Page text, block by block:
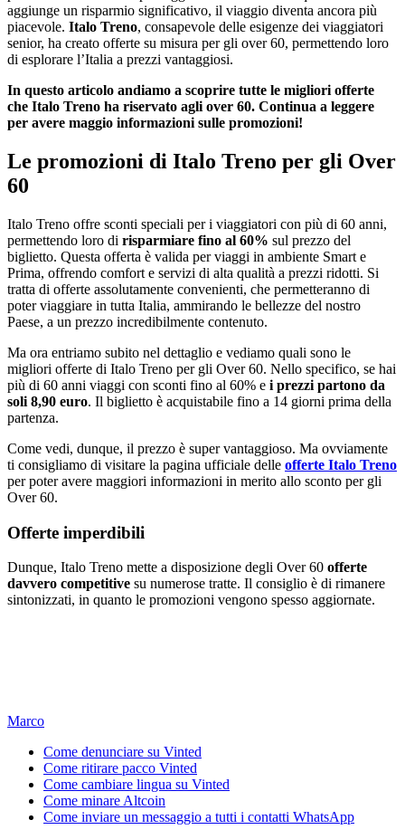
aggiunge un risparmio significativo, il viaggio diventa ancora più
piacevole. Italo Treno, consapevole delle esigenze dei viaggiatori
senior, ha creato offerte su misura per gli over 60, permettendo loro
di esplorare l’Italia a prezzi vantaggiosi.
In questo articolo andiamo a scoprire tutte le migliori offerte
che Italo Treno ha riservato agli over 60. Continua a leggere
per avere maggio informazioni sulle promozioni!
Le promozioni di Italo Treno per gli Over
60
Italo Treno offre sconti speciali per i viaggiatori con più di 60 anni,
permettendo loro di risparmiare fino al 60% sul prezzo del
biglietto. Questa offerta è valida per viaggi in ambiente Smart e
Prima, offrendo comfort e servizi di alta qualità a prezzi ridotti. Si
tratta di offerte assolutamente convenienti, che permetteranno di
poter viaggiare in tutta Italia, ammirando le bellezze del nostro
Paese, a un prezzo incredibilmente contenuto.
Ma ora entriamo subito nel dettaglio e vediamo quali sono le
migliori offerte di Italo Treno per gli Over 60. Nello specifico, se hai
più di 60 anni viaggi con sconti fino al 60% e i prezzi partono da
soli 8,90 euro. Il biglietto è acquistabile fino a 14 giorni prima della
partenza.
Come vedi, dunque, il prezzo è super vantaggioso. Ma ovviamente
ti consigliamo di visitare la pagina ufficiale delle offerte Italo Treno
per poter avere maggiori informazioni in merito allo sconto per gli
Over 60.
Offerte imperdibili
Dunque, Italo Treno mette a disposizione degli Over 60 offerte
davvero competitive su numerose tratte. Il consiglio è di rimanere
sintonizzati, in quanto le promozioni vengono spesso aggiornate.
Marco
Come denunciare su Vinted
Come ritirare pacco Vinted
Come cambiare lingua su Vinted
Come minare Altcoin
Come inviare un messaggio a tutti i contatti WhatsApp